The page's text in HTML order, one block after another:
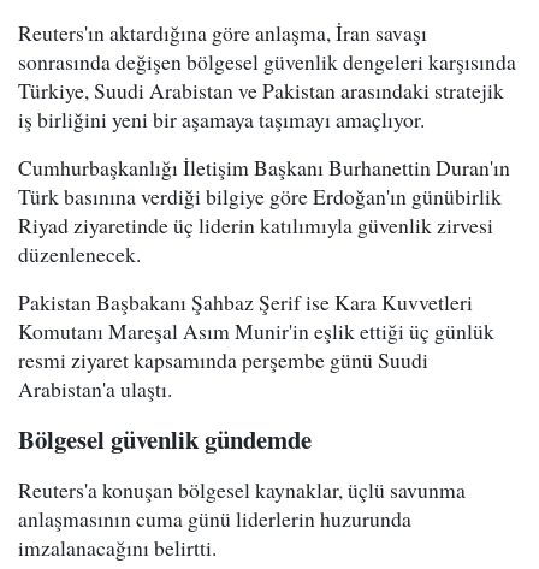
Reuters'ın aktardığına göre anlaşma, İran savaşı
sonrasında değişen bölgesel güvenlik dengeleri karşısında
Türkiye, Suudi Arabistan ve Pakistan arasındaki stratejik
iş birliğini yeni bir aşamaya taşımayı amaçlıyor.
Cumhurbaşkanlığı İletişim Başkanı Burhanettin Duran'ın
Türk basınına verdiği bilgiye göre Erdoğan'ın günübirlik
Riyad ziyaretinde üç liderin katılımıyla güvenlik zirvesi
düzenlenecek.
Pakistan Başbakanı Şahbaz Şerif ise Kara Kuvvetleri
Komutanı Mareşal Asım Munir'in eşlik ettiği üç günlük
resmi ziyaret kapsamında perşembe günü Suudi
Arabistan'a ulaştı.
Bölgesel güvenlik gündemde
Reuters'a konuşan bölgesel kaynaklar, üçlü savunma
anlaşmasının cuma günü liderlerin huzurunda
imzalanacağını belirtti.